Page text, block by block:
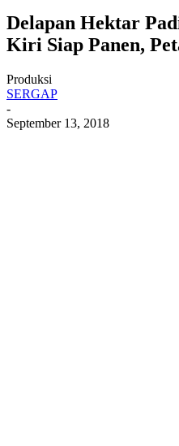
Delapan Hektar
Kiri Siap Panen,
Produksi
SERGAP
-
September 13, 2018